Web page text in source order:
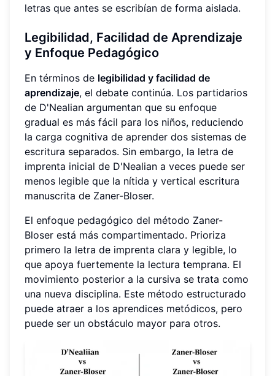
letras que antes se escribían de forma aislada.
Legibilidad, Facilidad de Aprendizaje
y Enfoque Pedagógico
En términos de legibilidad y facilidad de
aprendizaje, el debate continúa. Los partidarios
de D'Nealian argumentan que su enfoque
gradual es más fácil para los niños, reduciendo
la carga cognitiva de aprender dos sistemas de
escritura separados. Sin embargo, la letra de
imprenta inicial de D'Nealian a veces puede ser
menos legible que la nítida y vertical escritura
manuscrita de Zaner-Bloser.
El enfoque pedagógico del método Zaner-
Bloser está más compartimentado. Prioriza
primero la letra de imprenta clara y legible, lo
que apoya fuertemente la lectura temprana. El
movimiento posterior a la cursiva se trata como
una nueva disciplina. Este método estructurado
puede atraer a los aprendices metódicos, pero
puede ser un obstáculo mayor para otros.